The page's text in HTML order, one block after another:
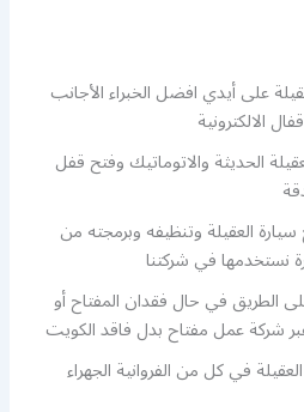
على أيدي افضل الخبراء الأجانب
الالكترونية
الحديثة والاتوماتيك وفتح قفل
العقيلة وتنظيفه وبرمجته من
نستخدمها في شركتنا
الطريق في حال فقدان المفتاح أو
شركة عمل مفتاح بدل فاقد الكويت
في كل من الفروانية الجهراء